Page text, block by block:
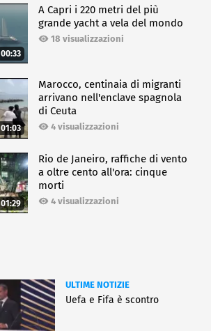
00:33
A Capri i 220 metri del più
grande yacht a vela del mondo
18 visualizzazioni
01:03
Marocco, centinaia di migranti
arrivano nell'enclave spagnola
di Ceuta
4 visualizzazioni
01:29
Rio de Janeiro, raffiche di vento
a oltre cento all'ora: cinque
morti
4 visualizzazioni
ULTIME NOTIZIE
Uefa e Fifa è scontro